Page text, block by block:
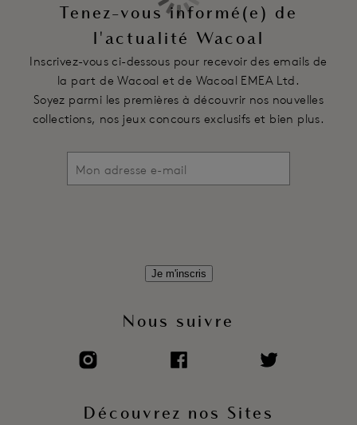
Tenez-vous informé(e) de
l'actualité Wacoal
Inscrivez-vous ci-dessous pour recevoir des emails de
la part de Wacoal et de Wacoal EMEA Ltd.
Soyez parmi les premières à découvrir nos nouvelles
collections, nos jeux concours exclusifs et bien plus.
Je m'inscris
Nous suivre
Découvrez nos Sites